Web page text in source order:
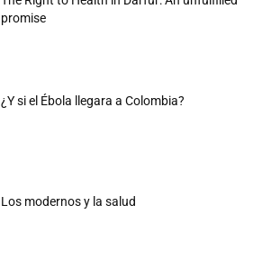
promise
¿Y si el Ébola llegara a Colombia?
Los modernos y la salud